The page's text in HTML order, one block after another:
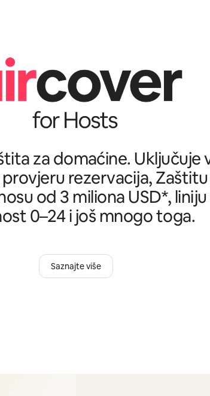
za domaćine. Uključuje
rezervacija,
od 3 miliona USD*,
0–24 i još mnogo toga.
Saznajte više